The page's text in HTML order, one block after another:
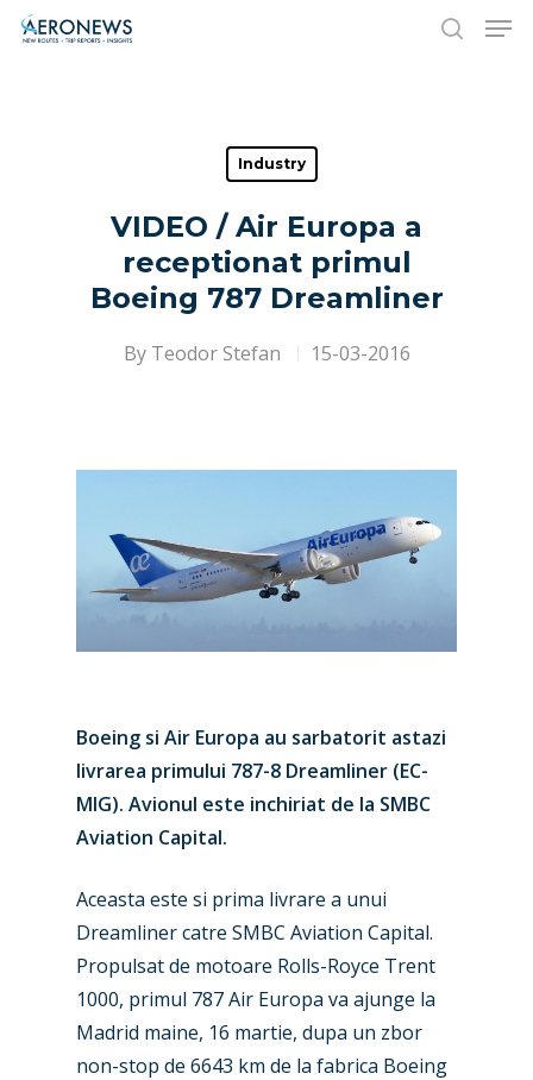
Hit enter to search or ESC to close
Industry
VIDEO / Air Europa a
receptionat primul
Boeing 787 Dreamliner
By Teodor Stefan 15-03-2016
Boeing si Air Europa au sarbatorit astazi
livrarea primului 787-8 Dreamliner (EC-
MIG). Avionul este inchiriat de la SMBC
Aviation Capital.
Aceasta este si prima livrare a unui
Dreamliner catre SMBC Aviation Capital.
Propulsat de motoare Rolls-Royce Trent
1000, primul 787 Air Europa va ajunge la
Madrid maine, 16 martie, dupa un zbor
non-stop de 6643 km de la fabrica Boeing